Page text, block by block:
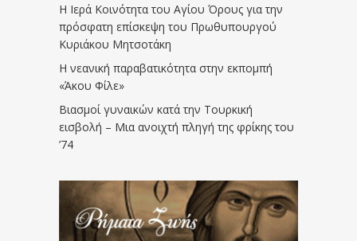
Η Ιερά Κοινότητα του Αγίου Όρους για την
πρόσφατη επίσκεψη του Πρωθυπουργού
Κυριάκου Μητσοτάκη
Η νεανική παραβατικότητα στην εκπομπή
«Άκου Φίλε»
Βιασμοί γυναικών κατά την Τουρκική
εισβολή – Μια ανοιχτή πληγή της φρίκης του
’74